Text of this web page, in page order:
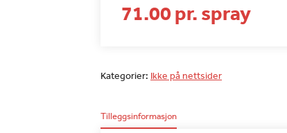
71.00 pr. spray
Kategorier: Ikke på nettsider
Tilleggsinformasjon